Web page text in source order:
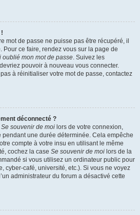
mot de passe ne puisse pas être récupéré, il
Pour ce faire, rendez vous sur la page de
oublié mon mot de passe. Suivez les
pouvoir à nouveau vous connecter.
à réinitialiser votre mot de passe, contactez
déconnecté ?
Se souvenir de moi lors de votre connexion,
une durée déterminée. Cela empêche
compte à votre insu en utilisant le même
cochez la case Se souvenir de moi lors de la
si vous utilisez un ordinateur public pour
cyber-café, université, etc.). Si vous ne voyez
administrateur du forum a désactivé cette